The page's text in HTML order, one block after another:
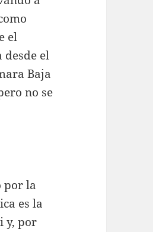
el
el
Baja
no se
por la
es la
y, por